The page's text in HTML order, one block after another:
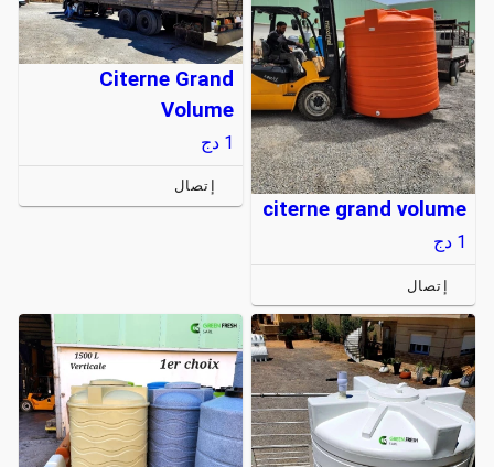
citerne grand volume
1 دج
إتصال
Citerne Grand
Volume
1 دج
إتصال